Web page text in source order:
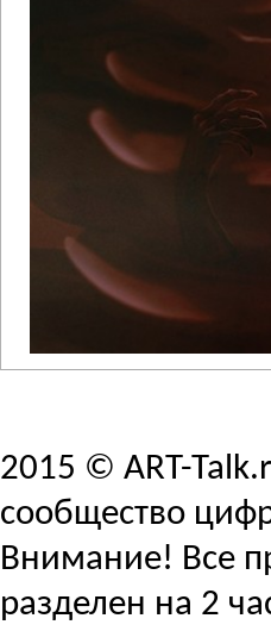
2015 © ART-
сообщество
Внимание! Все
разделен на 2